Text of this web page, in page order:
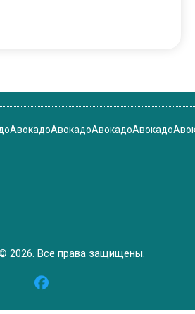
АвокадоАвокадоАвокадоАвокадо
2026. Все права защищены.